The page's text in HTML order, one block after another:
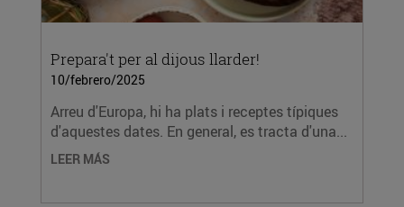
Prepara't per al dijous llarder!
10/febrero/2025
Arreu d'Europa, hi ha plats i receptes típiques
d'aquestes dates. En general, es tracta d'una...
LEER MÁS